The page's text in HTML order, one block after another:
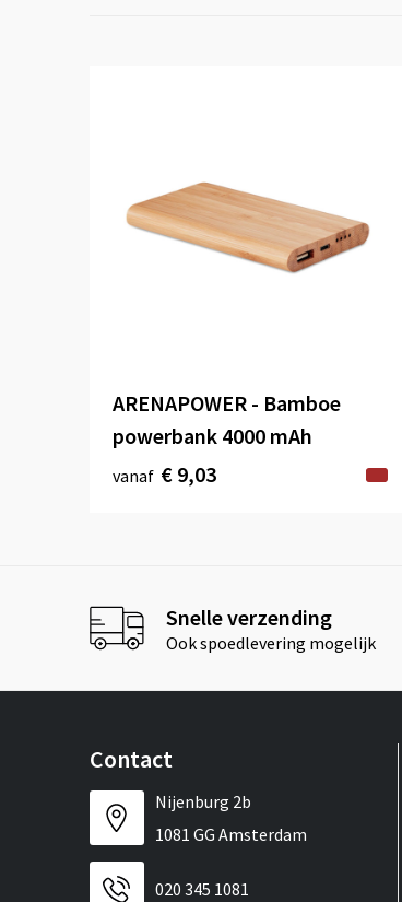
ARENAPOWER - Bamboe
powerbank 4000 mAh
vanaf € 9,03
Snelle verzending
Ook spoedlevering mogelijk
Contact
Nijenburg 2b
1081 GG Amsterdam
020 345 1081